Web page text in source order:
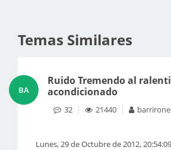
Temas Similares
BA
Ruido Tremendo al
acondicionado
32 21440
Lunes, 29 de Octubre de 2012, 20:54:09